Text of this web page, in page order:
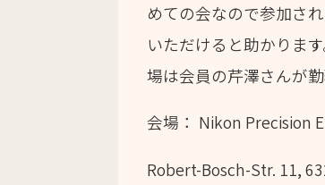
めての会なので参加さ
いただけると助かりま
場は会員の芹澤さんが
会場： Nikon Precision
Robert-Bosch-Str. 11,